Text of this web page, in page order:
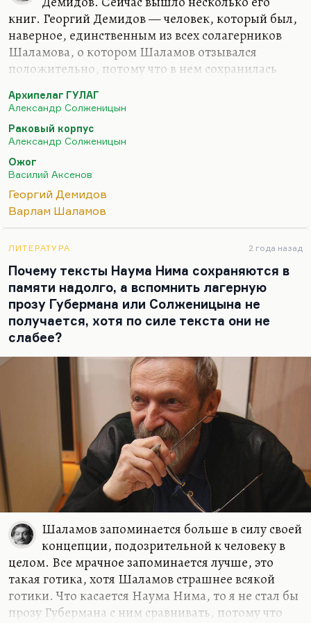
книг. Георгий Демидов — человек, который был,
наверное, единственным из всех солагерников
Шаламова, о котором Шаламов отзывался
положительно, потому что в нем сохранилась
рекомендовать прозу Шаламова, потому что это
не для всех. Хотя как искусство, пока Шаламов не
начал повторяться три раза на каждой странице,
пока не начал иссякать его словарный запас, пока
он сохранял рассудок, он был, конечно, лучшим
эстетическое явление наиболее мощное. Ну и как
идеологическое тоже, потому что с Шаламовым,
«человек», с…
Архипелаг ГУЛАГ
Александр Солженицын
Раковый корпус
Александр Солженицын
Ожог
Василий Аксенов
Георгий Демидов
Варлам Шаламов
ЛИТЕРАТУРА 2 года назад
Почему тексты Наума Нима сохраняются в
памяти надолго, а вспомнить лагерную
прозу Губермана или Солженицына не
получается, хотя по силе текста они не
слабее?
Шаламов запоминается больше в силу своей
концепции, подозрительной к человеку в
целом. Все мрачное запоминается лучше, это
такая готика, хотя Шаламов страшнее всякой
готики. Что касается Наума Нима, то я не стал бы
прозу Губермана с ним сравнивать, потому что